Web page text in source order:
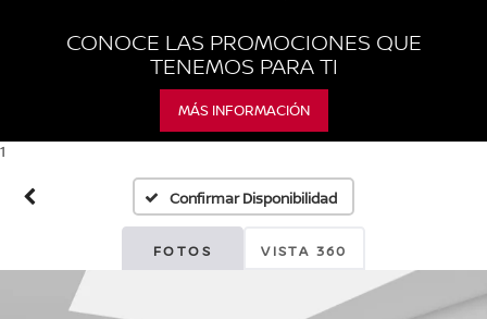
CONOCE LAS PROMOCIONES QUE
TENEMOS PARA TI
MÁS INFORMACIÓN
1
Confirmar Disponibilidad
FOTOS VISTA 360